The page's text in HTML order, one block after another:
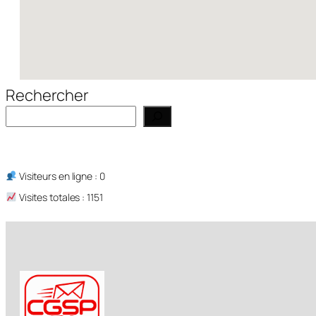
Rechercher
Visiteurs en ligne : 0
Visites totales : 1151